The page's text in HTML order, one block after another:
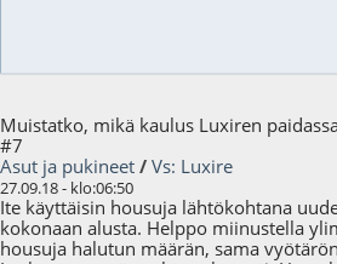
Muistatko, mikä kaulus Luxiren
#7
Asut ja pukineet / Vs: Luxire
27.09.18 - klo:06:50
Ite käyttäisin housuja lähtökohtana
kokonaan alusta. Helppo miinustella
housuja halutun määrän, sama